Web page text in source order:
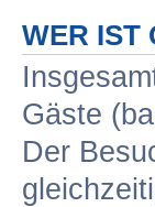
WER IST
Gäste
Der